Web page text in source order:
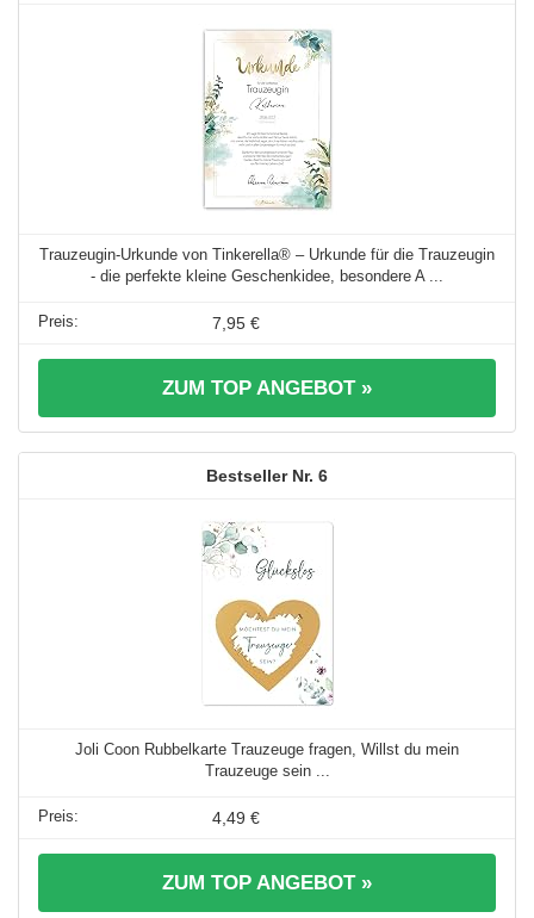
Trauzeugin-Urkunde von Tinkerella® – Urkunde für die Trauzeugin
- die perfekte kleine Geschenkidee, besondere A ...
7,95 €
ZUM TOP ANGEBOT »
6
Joli Coon Rubbelkarte Trauzeuge fragen, Willst du mein
Trauzeuge sein ...
4,49 €
ZUM TOP ANGEBOT »